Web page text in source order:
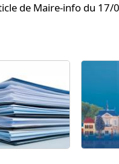
de Maire-info du 17/